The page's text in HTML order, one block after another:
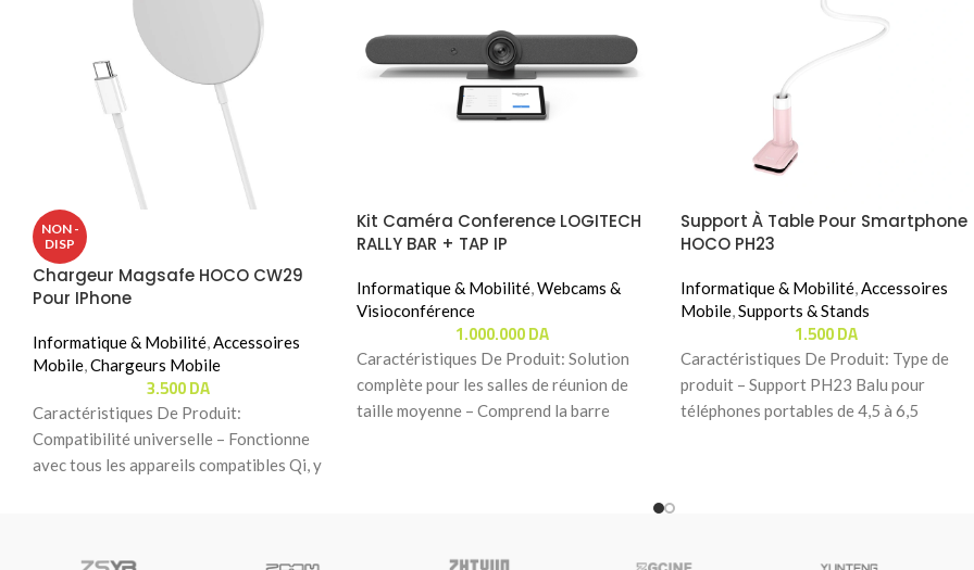
NON -
DISP
Chargeur Magsafe HOCO CW29
Pour IPhone
Informatique & Mobilité Accessoires
Mobile Chargeurs Mobile
3.500DA
Caractéristiques De Produit:
Compatibilité universelle – Fonctionne
avec tous les appareils compatibles Qi, y
Kit Caméra Conference LOGITECH
RALLY BAR + TAP IP
Informatique & Mobilité Webcams &
Visioconférence
1.000.000DA
Caractéristiques De Produit: Solution
complète pour les salles de réunion de
taille moyenne – Comprend la barre
Support À Table Pour Smartphone
HOCO PH23
Informatique & Mobilité Accessoires
Mobile Supports & Stands
1.500DA
Caractéristiques De Produit: Type de
produit – Support PH23 Balu pour
téléphones portables de 4,5 à 6,5